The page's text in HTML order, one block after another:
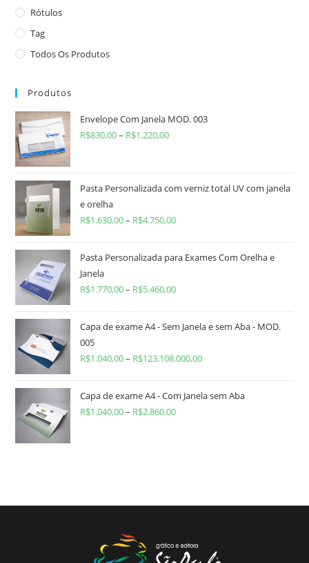
Rótulos
Tag
Todos Os Produtos
Produtos
Envelope Com Janela MOD. 003
R$830,00– R$1.220,00
Pasta Personalizada com verniz total UV com janela
e orelha
R$1.630,00– R$4.750,00
Pasta Personalizada para Exames Com Orelha e
Janela
R$1.770,00– R$5.460,00
Capa de exame A4 - Sem Janela e sem Aba - MOD.
005
R$1.040,00– R$123.108.000,00
Capa de exame A4 - Com Janela sem Aba
R$1.040,00– R$2.860,00